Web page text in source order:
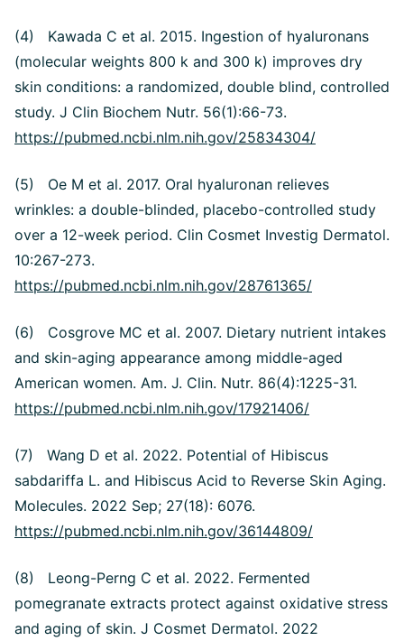
(4) Kawada C et al. 2015. Ingestion of hyaluronans
(molecular weights 800 k and 300 k) improves dry
skin conditions: a randomized, double blind, controlled
study. J Clin Biochem Nutr. 56(1):66-73.
https://pubmed.ncbi.nlm.nih.gov/25834304/
(5) Oe M et al. 2017. Oral hyaluronan relieves
wrinkles: a double-blinded, placebo-controlled study
over a 12-week period. Clin Cosmet Investig Dermatol.
10:267-273.
https://pubmed.ncbi.nlm.nih.gov/28761365/
(6) Cosgrove MC et al. 2007. Dietary nutrient intakes
and skin-aging appearance among middle-aged
American women. Am. J. Clin. Nutr. 86(4):1225-31.
https://pubmed.ncbi.nlm.nih.gov/17921406/
(7) Wang D et al. 2022. Potential of Hibiscus
sabdariffa L. and Hibiscus Acid to Reverse Skin Aging.
Molecules. 2022 Sep; 27(18): 6076.
https://pubmed.ncbi.nlm.nih.gov/36144809/
(8) Leong-Perng C et al. 2022. Fermented
pomegranate extracts protect against oxidative stress
and aging of skin. J Cosmet Dermatol. 2022